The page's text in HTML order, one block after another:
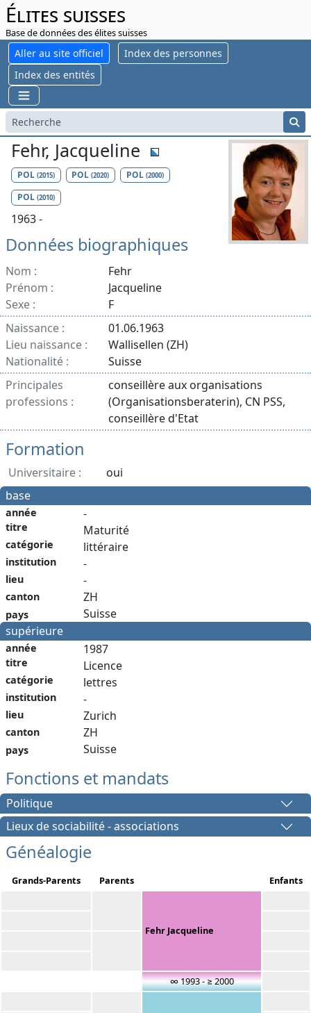
Élites suisses
Base de données des élites suisses
Aller au site officiel
Index des personnes
Index des entités
Fehr, Jacqueline
POL (2015) POL(2020) POL (2000)
POL (2010)
1963 -
Données biographiques
Nom :
Fehr
Prénom :
Jacqueline
Sexe :
F
Naissance :
01.06.1963
Lieu naissance :
Wallisellen (ZH)
Nationalité :
Suisse
Principales
professions :
conseillère aux organisations
(Organisationsberaterin), CN PSS,
conseillère d'Etat
Formation
Universitaire :
oui
base
année
titre
catégorie
institution
lieu
canton
pays
-
Maturité
littéraire
-
-
ZH
Suisse
supérieure
année
titre
catégorie
institution
lieu
canton
pays
1987
Licence
lettres
-
Zurich
ZH
Suisse
Fonctions et mandats
Politique
Lieux de sociabilité - associations
Généalogie
Grands-Parents Parents Enfants
Fehr Jacqueline
∞ 1993 - ≥ 2000